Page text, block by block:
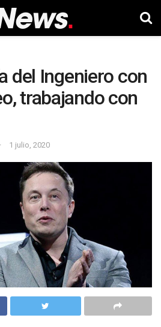
del Ingeniero con
trabajando con
1 julio, 2020